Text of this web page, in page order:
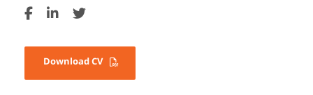
Download CV